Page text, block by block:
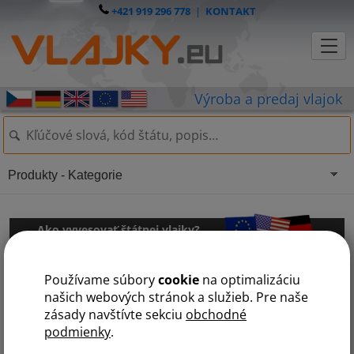
Používame súborycookie na optimalizáciu
našich webových stránok a služieb. Pre naše
zásady navštívte sekciu obchodné
podmienky.
+421 919 296 778| KONTAKT
Ako vyvesovať štátnej vlajky?
Základné pravidlá o používaní štátnych symbolov a vyvesovanie
štátnej vlajky nájdeme v zákone č 352/2001 Z. z., V platnom znení, ktoré
oi hovorí:
Štátna vlajka:
Produkty - Kategorie